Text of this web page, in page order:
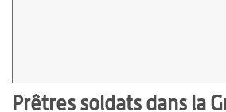
Prêtres soldats dans la